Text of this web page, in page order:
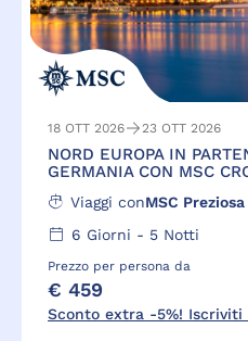
18 OTT 2026 23 OTT 2026
NORD EUROPA IN
GERMANIA CON MSC
Viaggi conMSC Preziosa
6 Giorni - 5Notti
Prezzo per persona da
€ 459
Sconto extra -5%! Iscriviti